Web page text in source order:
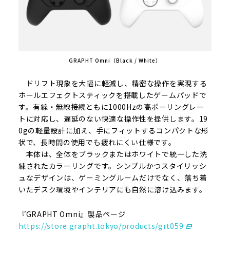
GRAPHT Omni（Black / White）
ドリフト現象を大幅に軽減し、精密な操作を実現する
ホールエフェクトスティックを搭載したゲームパッドで
す。有線・無線接続ともに1000Hzの高ポーリングレー
トに対応し、遅延のない快適な操作性を提供します。19
0gの軽量設計に加え、手にフィットするコンパクトな形
状で、長時間の使用でも疲れにくい仕様です。
本体は、全体をブラックまたはホワイトで統一した洗
練されたカラーリングです。シンプルかつスタイリッシ
ュなデザインは、ゲーミングルームだけでなく、落ち着
いたデスク環境やインテリアにも自然に溶け込みます。
『GRAPHT Omni』製品ページ
https://store.grapht.tokyo/products/grt059